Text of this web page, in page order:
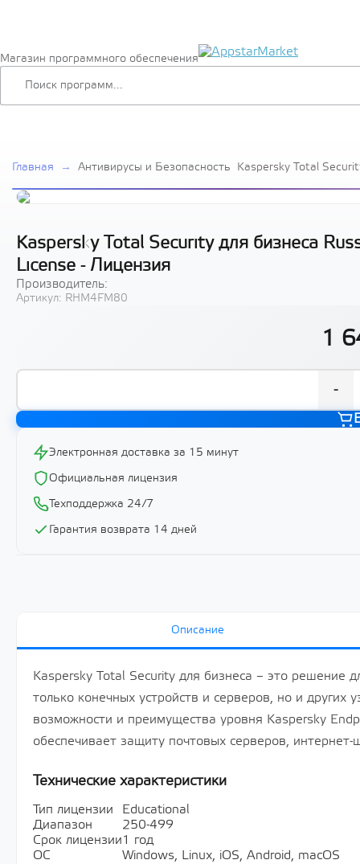
Магазин программного обеспечения
Главная → Антивирусы и Безопасность Kaspersky Total
Kaspersky Total Security для бизнеса
License - Лицензия
Производитель:
Артикул: RHM4FM80
1
-
Электронная доставка за 15 минут
Официальная лицензия
Техподдержка 24/7
Гарантия возврата 14 дней
Описание
Kaspersky Total Security для бизнеса – это решение
только конечных устройств и серверов, но и
возможности и преимущества уровня Kaspersky
обеспечивает защиту почтовых серверов,
Технические характеристики
Тип лицензии
Educational
Диапазон
250-499
Срок лицензии1 год
ОС
Windows, Linux, iOS, Android, macOS